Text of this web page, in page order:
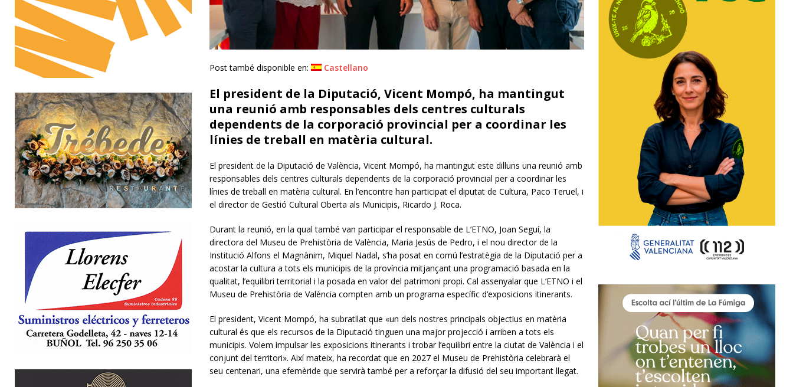
Post també disponible en: Castellano
El president de la Diputació, Vicent Mompó, ha mantingut
una reunió amb responsables dels centres culturals
dependents de la corporació provincial per a coordinar les
línies de treball en matèria cultural.
El president de la Diputació de València, Vicent Mompó, ha mantingut este dilluns una reunió amb
responsables dels centres culturals dependents de la corporació provincial per a coordinar les
línies de treball en matèria cultural. En l’encontre han participat el diputat de Cultura, Paco Teruel, i
el director de Gestió Cultural Oberta als Municipis, Ricardo J. Roca.
Durant la reunió, en la qual també van participar el responsable de L’ETNO, Joan Seguí, la
directora del Museu de Prehistòria de València, Maria Jesús de Pedro, i el nou director de la
Institució Alfons el Magnànim, Miquel Nadal, s’ha posat en comú l’estratègia de la Diputació per a
acostar la cultura a tots els municipis de la província mitjançant una programació basada en la
qualitat, l’equilibri territorial i la posada en valor del patrimoni propi. Cal assenyalar que L’ETNO i el
Museu de Prehistòria de València compten amb un programa específic d’exposicions itinerants.
El president, Vicent Mompó, ha subratllat que «un dels nostres principals objectius en matèria
cultural és que els recursos de la Diputació tinguen una major projecció i arriben a tots els
municipis. Volem impulsar les exposicions itinerants i trobar l’equilibri entre la ciutat de València i el
conjunt del territori». Així mateix, ha recordat que en 2027 el Museu de Prehistòria celebrarà el
seu centenari, una efemèride que servirà també per a reforçar la difusió del seu important llegat.